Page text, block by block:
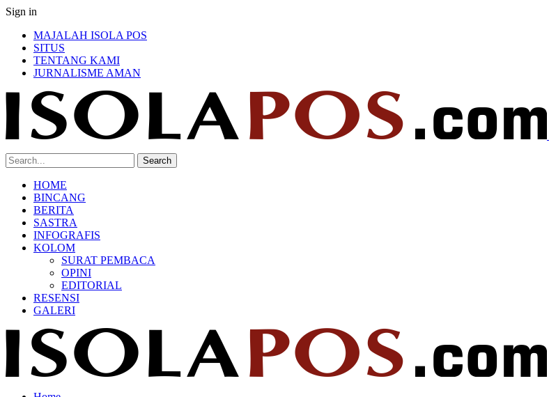
Sign in
MAJALAH ISOLA POS
SITUS
TENTANG KAMI
JURNALISME AMAN
HOME
BINCANG
BERITA
SASTRA
INFOGRAFIS
KOLOM
SURAT PEMBACA
OPINI
EDITORIAL
RESENSI
GALERI